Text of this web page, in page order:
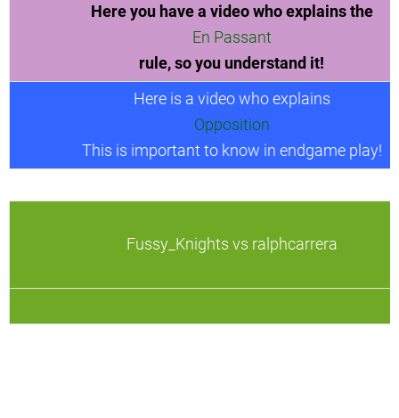
Here you have a video who explains the
En Passant
rule, so you understand it!
Here is a video who explains
Opposition
This is important to know in endgame play!
Fussy_Knights vs ralphcarrera